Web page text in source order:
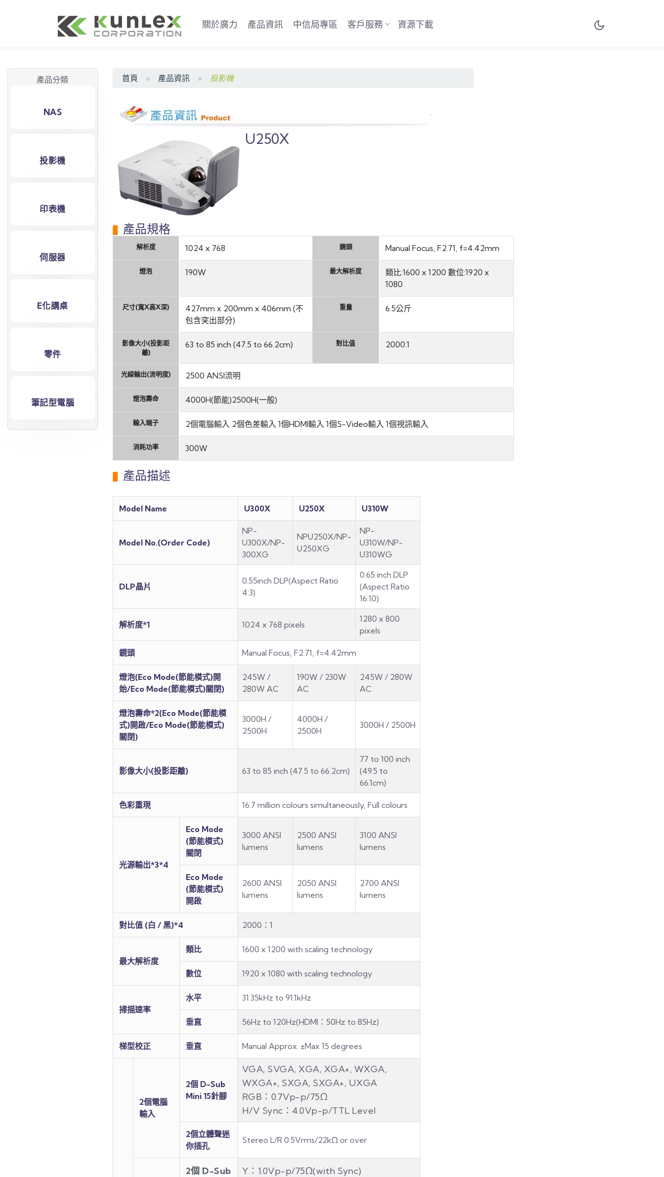
關於廣力 產品資訊 中信局專區 客戶服務 資源下載
產品分類
NAS
投影機
印表機
伺服器
E化講桌
零件
筆記型電腦
首頁 產品資訊 投影機
U250X
產品規格
解析度 1024 x 768 鏡頭 Manual Focus, F2.71, f=4.42mm
燈泡 190W 最大解析度
類比:1600 x 1200 數位:1920 x
1080
尺寸(寬X高X深)
427mm x 200mm x 406mm (不
包含突出部分)
重量 6.5公斤
影像大小(投影距
離)
63 to 85 inch (47.5 to 66.2cm) 對比值 2000:1
光線輸出(流明度) 2500 ANSI流明
燈泡壽命 4000H(節能)2500H(一般)
輸入端子 2個電腦輸入 2個色差輸入 1個HDMI輸入 1個S-Video輸入 1個視訊輸入
消耗功率 300W
產品描述
Model Name U300X U250X U310W
Model No.(Order Code)
NP-
U300X/NP-
300XG
NPU250X/NP-
U250XG
NP-
U310W/NP-
U310WG
DLP晶片
0.55inch DLP(Aspect Ratio
4:3)
0.65 inch DLP
(Aspect Ratio
16:10)
解析度*1 1024 x 768 pixels
1280 x 800
pixels
鏡頭 Manual Focus, F2.71, f=4.42mm
燈泡(Eco Mode(節能模式)開
始/Eco Mode(節能模式)關閉)
245W /
280W AC
190W / 230W
AC
245W / 280W
AC
燈泡壽命*2(Eco Mode(節能模
式)開啟/Eco Mode(節能模式)
關閉)
3000H /
2500H
4000H /
2500H
3000H / 2500H
影像大小(投影距離) 63 to 85 inch (47.5 to 66.2cm)
77 to 100 inch
(49.5 to
66.1cm)
色彩重現 16.7 million colours simultaneously, Full colours
光源輸出*3*4
Eco Mode
(節能模式)
關閉
3000 ANSI
lumens
2500 ANSI
lumens
3100 ANSI
lumens
Eco Mode
(節能模式)
開啟
2600 ANSI
lumens
2050 ANSI
lumens
2700 ANSI
lumens
對比值 (白 / 黑)*4 2000：1
最大解析度
類比 1600 x 1200 with scaling technology
數位 1920 x 1080 with scaling technology
掃描速率
水平 31.35kHz to 91.1kHz
垂直 56Hz to 120Hz(HDMI：50Hz to 85Hz)
梯型校正 垂直 Manual Approx. ±Max 15 degrees
2個電腦
輸入
2個 D-Sub
Mini 15針腳
VGA, SVGA, XGA, XGA+, WXGA,
WXGA+, SXGA, SXGA+, UXGA
RGB：0.7Vp-p/75Ω
H/V Sync：4.0Vp-p/TTL Level
2個立體聲迷
你插孔
Stereo L/R 0.5Vrms/22kΩ or over
2個 D-Sub
Y：1.0Vp-p/75Ω(with Sync)